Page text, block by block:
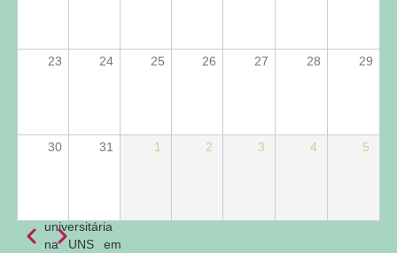
na
Universidad
(UPSO) entre
2007 e 2009.
universitária
na UNS em
23 24 25 26 27 28 29
30 31 1 2 3 4 5
Paginação
AnteriorPróximo